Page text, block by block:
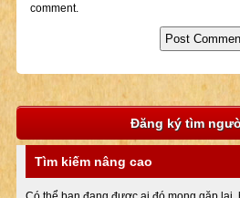
comment.
Đăng ký tìm
Tìm kiếm nâng cao